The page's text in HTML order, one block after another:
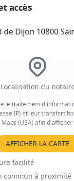
accès
de Dijon 10800
Localisation du
le traitement
IP) et leur transfert
Maps (USA) afin
AFFICHER LA CARTE
facilité
commun à proximité